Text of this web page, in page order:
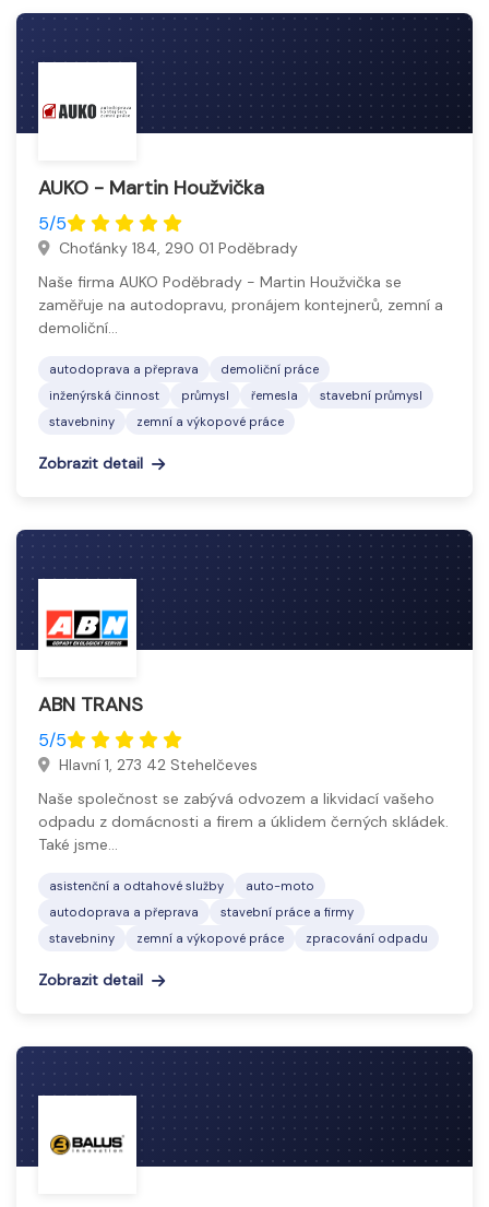
AUKO - Martin Houžvička
5/5
Choťánky 184, 290 01 Poděbrady
Naše firma AUKO Poděbrady - Martin Houžvička se
zaměřuje na autodopravu, pronájem kontejnerů, zemní a
demoliční…
autodoprava a přeprava
demoliční práce
inženýrská činnost
průmysl řemesla
stavební průmysl
stavebniny
zemní a výkopové práce
Zobrazit detail
ABN TRANS
5/5
Hlavní 1, 273 42 Stehelčeves
Naše společnost se zabývá odvozem a likvidací vašeho
odpadu z domácnosti a firem a úklidem černých skládek.
Také jsme…
asistenční a odtahové služby
auto-moto
autodoprava a přeprava
stavební práce a firmy
stavebniny
zemní a výkopové práce zpracování odpadu
Zobrazit detail